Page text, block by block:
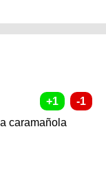
caramañola